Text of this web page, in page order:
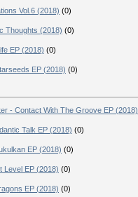
Vol.6 (2018) (0)
Thoughts (2018) (0)
EP (2018) (0)
EP (2018) (0)
- Contact With The Groove EP (2018)
Talk EP (2018) (0)
EP (2018) (0)
Level EP (2018) (0)
EP (2018) (0)